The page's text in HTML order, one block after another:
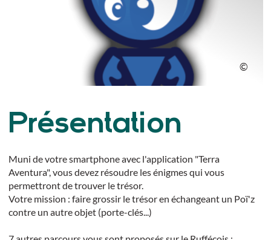
Présentation
Muni de votre smartphone avec l'application "Terra
Aventura", vous devez résoudre les énigmes qui vous
permettront de trouver le trésor.
Votre mission : faire grossir le trésor en échangeant un Poï'z
contre un autre objet (porte-clés...)